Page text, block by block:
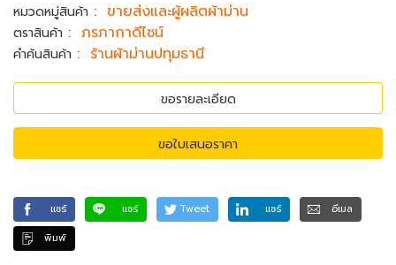
หมวดหมู่สินค้า : ขายส่งและผู้ผลิตผ้าม่าน
ตราสินค้า : ภรภากาดีไซน์
คำค้นสินค้า : ร้านผ้าม่านปทุมธานี
ขอรายละเอียด
ขอใบเสนอราคา
แชร์ แชร์ Tweet แชร์
อีเมล
พิมพ์